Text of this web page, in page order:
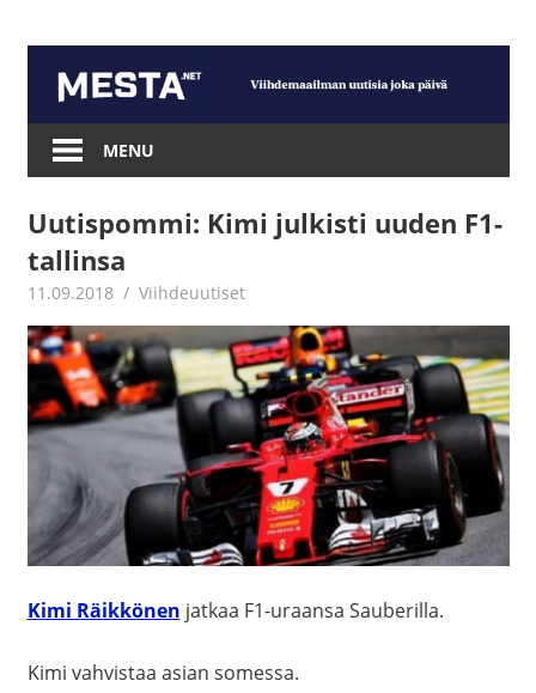
content
Mesta.net
MENU
Uutispommi: Kimi julkisti uuden F1-
tallinsa
11.09.2018 Juha Kaunisto
Viihdeuutiset
Kimi Räikkönen jatkaa F1-uraansa Sauberilla.
Kimi vahvistaa asian somessa.